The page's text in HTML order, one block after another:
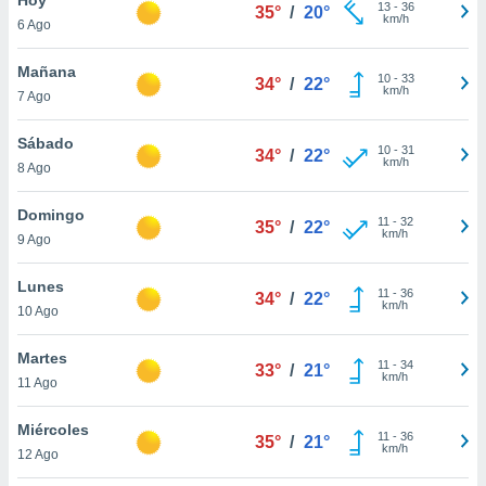
en
más
nuestra
de
cookies
aceptar
6 Ago
35° / 20° 13- 36
km/h
Mañana
7 Ago
34° / 22° 10- 33
km/h
Sábado
8 Ago
34° / 22° 10- 31
km/h
Domingo
9 Ago
35° / 22° 11 - 32
km/h
Lunes
10 Ago
34° / 22° 11 - 36
km/h
Martes
11 Ago
33° / 21° 11 - 34
km/h
Miércoles
12 Ago
35° / 21° 11 - 36
km/h